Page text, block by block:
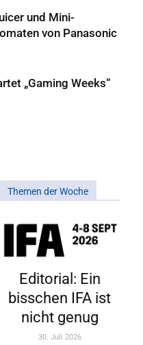
und Mini-
von Panasonic
„Gaming Weeks“
Themen der Woche
Editorial: Ein
bisschen IFA ist
nicht genug
30. Juli 2026